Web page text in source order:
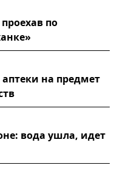
по
на предмет
вода ушла, идет